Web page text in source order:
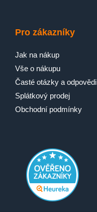
Pro zákazníky
Jak na nákup
Vše o nákupu
Časté otázky a odpovědi
Splátkový prodej
Obchodní podmínky